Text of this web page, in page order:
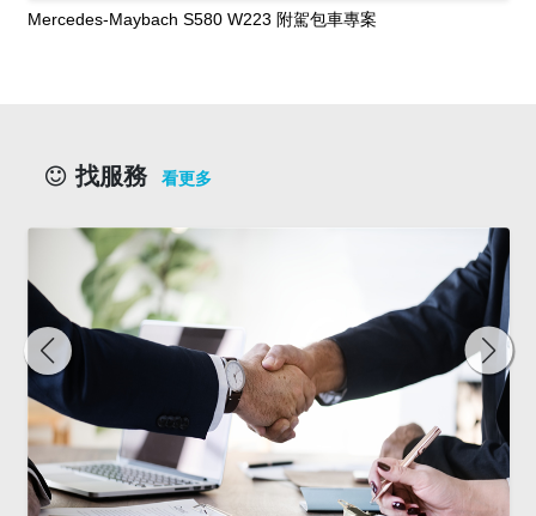
Mercedes-Maybach S580 W223 附駕包車專案
找服務 看更多